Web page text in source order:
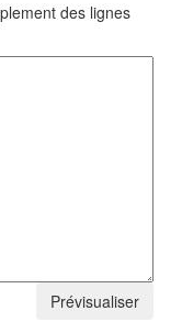
des lignes